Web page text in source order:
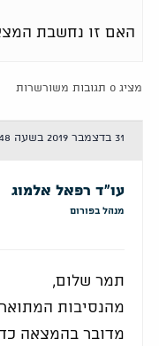
האם זו נחשבת
מציג 0 תגובות משורשרות
31 בדצמבר 2019 בשעה 16:48
עו"ד רפאל אלמוג
מנהל בפורום
תמר שלום,
מהנסיבות
מדובר בהמצאה